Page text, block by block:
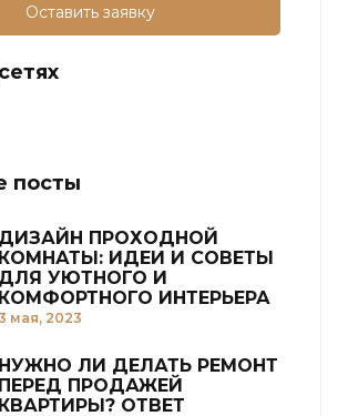
Оставить заявку
посты
ДИЗАЙН ПРОХОДНОЙ
КОМНАТЫ: ИДЕИ И СОВЕТЫ
ДЛЯ УЮТНОГО И
КОМФОРТНОГО ИНТЕРЬЕРА
3 мая, 2023
НУЖНО ЛИ ДЕЛАТЬ РЕМОНТ
ПЕРЕД ПРОДАЖЕЙ
КВАРТИРЫ? ОТВЕТ